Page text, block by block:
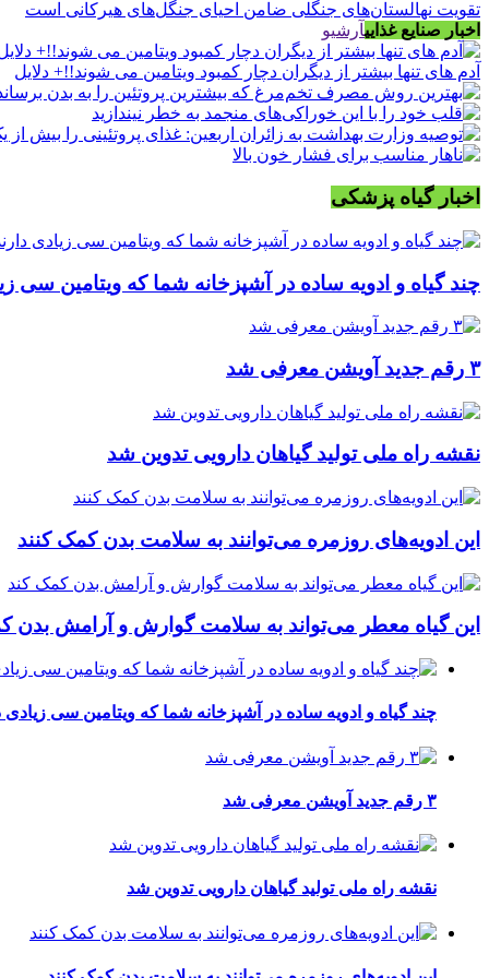
تقویت نهالستان‌های جنگلی ضامن احیای جنگل‌های هیرکانی است
اخبار صنایع غذاییآرشیو
آدم های تنها بیشتر از دیگران دچار کمبود ویتامین می شوند!!+ دلایل
اخبار گیاه پزشکی
چند گیاه و ادویه ساده در آشپزخانه شما که ویتامین سی
۳ رقم جدید آویشن معرفی شد
نقشه راه ملی تولید گیاهان دارویی تدوین شد
این ادویه‌های روزمره می‌توانند به سلامت بدن کمک کنند
این گیاه معطر می‌تواند به سلامت گوارش و آرامش بدن
چند گیاه و ادویه ساده در آشپزخانه شما که ویتامین سی زیادی
۳ رقم جدید آویشن معرفی شد
نقشه راه ملی تولید گیاهان دارویی تدوین شد